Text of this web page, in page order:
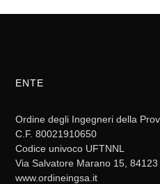
ENTE
Ordine degli Ingegneri della
C.F. 80021910650
Codice univoco UFTNNL
Via Salvatore Marano 15,
www.ordineingsa.it